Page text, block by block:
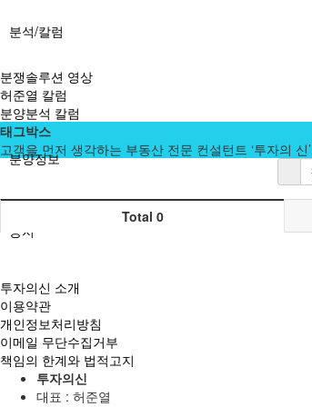
분석/칼럼
분쟁솔루션 영상
허준열 칼럼
분양분석 칼럼
분양정보
공지
태그박스
고객을 먼저 생각하는 부동산 전문 컨설턴트 ‘투자의 신’
Total 0
투자의신 소개
이용약관
개인정보처리방침
이메일 무단수집거부
책임의 한계와 법적고지
투자의신
대표 : 허준열